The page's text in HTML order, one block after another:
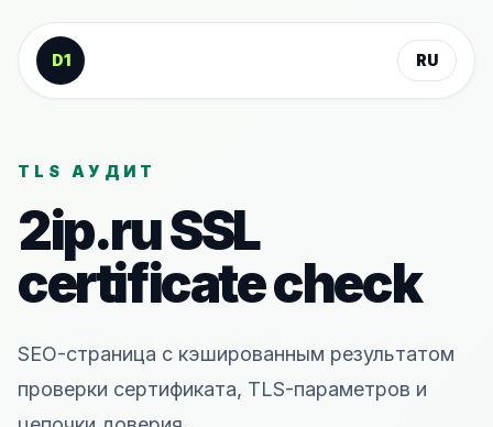
К содержанию
D1
RU
TLS АУДИТ
2ip.ruSSL
certificate check
SEO-страница с кэшированным результатом
проверки сертификата, TLS-параметров и